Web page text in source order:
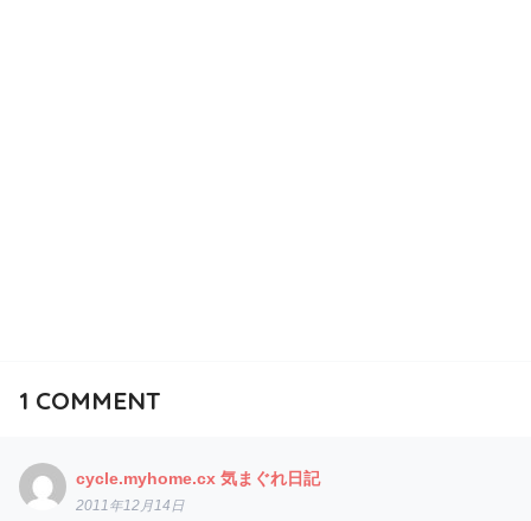
1 COMMENT
cycle.myhome.cx 気まぐれ日記
2011年12月14日